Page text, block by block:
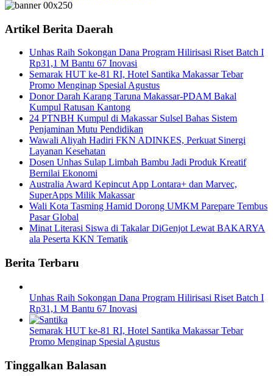
Artikel Berita Daerah
Unhas Raih Sokongan Dana Program Hilirisasi Riset Batch I
Rp31,1 M Bantu 67 Inovasi
Semarak HUT ke-81 RI, Hotel Santika Makassar Tebar
Promo Menginap Spesial Agustus
Donor Darah Karang Taruna Makassar-PDAM Bakal
Kumpul Ratusan Kantong
24 PTNBH Kumpul di Makassar Sulsel Bahas Sistem
Penjaminan Mutu Pendidikan
Wawali Aliyah Hadiri FKN ADINKES, Perkuat Sinergi
Layanan Kesehatan
Dosen Unhas Sulap Limbah Bambu Jadi Produk Kreatif
Bernilai Ekonomi
Australia Award Kepincut App Lontara+ dan Marvec,
SuperApps Milik Makassar
Wali Kota Tasming Hamid Dorong UMKM Parepare Tembus
Pasar Global
Minat Literasi Siswa di Takalar DiGenjot Lewat BAKARYA
ala Peserta KKN Tematik
Berita Terbaru
Unhas Raih Sokongan Dana Program Hilirisasi Riset Batch I
Rp31,1 M Bantu 67 Inovasi
Semarak HUT ke-81 RI, Hotel Santika Makassar Tebar
Promo Menginap Spesial Agustus
Tinggalkan Balasan